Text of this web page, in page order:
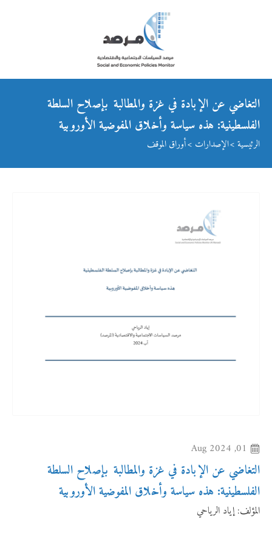
التغاضي عن الإبادة في غزة والمطالبة بإصلاح السلطة
الفلسطينية: هذه سياسة وأخلاق المفوضية الأوروبية
الرئيسية الإصدارات أوراق الموقف
01, Aug 2024
التغاضي عن الإبادة في غزة والمطالبة بإصلاح السلطة
الفلسطينية: هذه سياسة وأخلاق المفوضية الأوروبية
المؤلف:إياد الرياحي